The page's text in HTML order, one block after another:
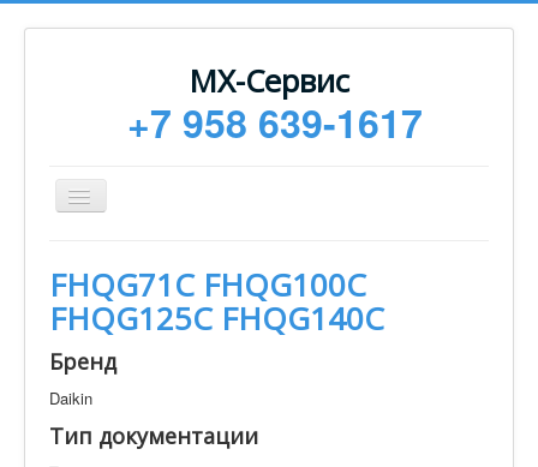
МХ-Сервис
+7 958 639-1617
Toggle
Navigation
Монтаж
Сервисное обслуживание
Техническая документация
FHQG71C FHQG100C
FHQG125C FHQG140C
Бренд
Daikin
Тип документации